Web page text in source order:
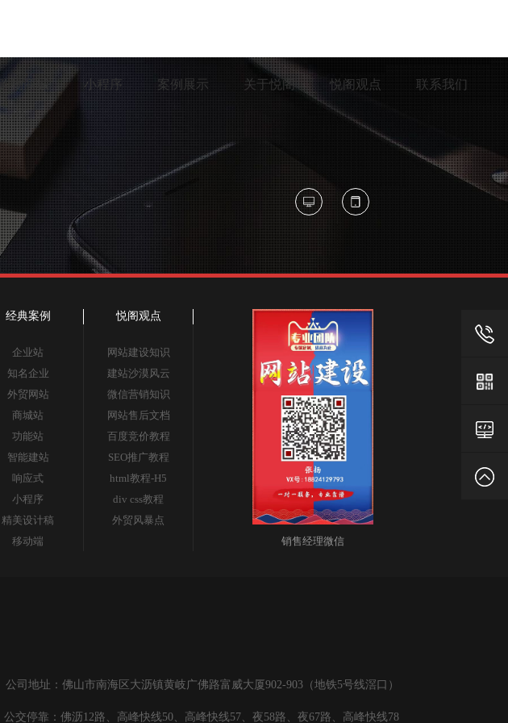
购物商城 小程序 案例展示 关于悦阁 悦阁观点 联系我们
经典案例
企业站
知名企业
外贸网站
商城站
功能站
智能建站
响应式
小程序
精美设计稿
移动端
悦阁观点
网站建设知识
建站沙漠风云
微信营销知识
网站售后文档
百度竞价教程
SEO推广教程
html教程-H5
div css教程
外贸风暴点
销售经理微信
公司地址：佛山市南海区大沥镇黄岐广佛路富威大厦902-903（地铁5号线滘口）
公交停靠：佛沥12路、高峰快线50、高峰快线57、夜58路、夜67路、高峰快线78